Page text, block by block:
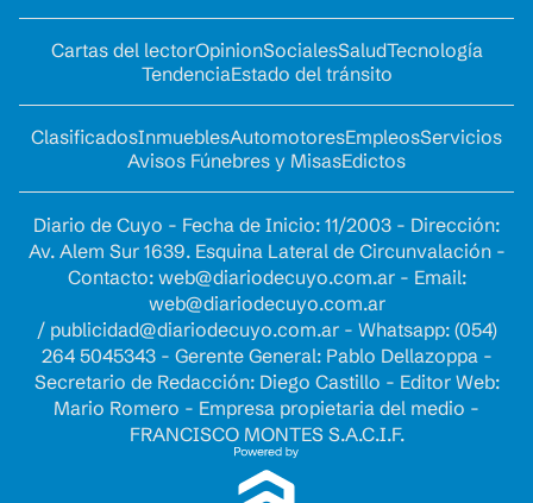
Cartas del lectorOpinionSocialesSaludTecnología
TendenciaEstado del tránsito
ClasificadosInmueblesAutomotoresEmpleosServicios
Avisos Fúnebres y MisasEdictos
Diario de Cuyo - Fecha de Inicio: 11/2003 - Dirección:
Av. Alem Sur 1639. Esquina Lateral de Circunvalación -
Contacto: web@diariodecuyo.com.ar- Email:
web@diariodecuyo.com.ar
/ publicidad@diariodecuyo.com.ar- Whatsapp: (054)
264 5045343 - Gerente General: Pablo Dellazoppa -
Secretario de Redacción: Diego Castillo - Editor Web:
Mario Romero - Empresa propietaria del medio -
FRANCISCO MONTES S.A.C.I.F.